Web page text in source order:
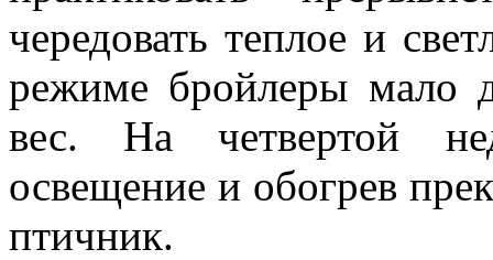
чередовать теплое и
режиме бройлеры мало
вес. На четвертой
освещение и обогрев
птичник.